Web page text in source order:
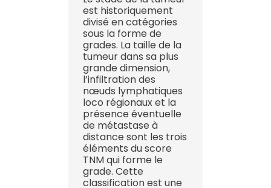
est historiquement
divisé en catégories
sous la forme de
grades. La taille de la
tumeur dans sa plus
grande dimension,
l’infiltration des
nœuds lymphatiques
loco régionaux et la
présence éventuelle
de métastase à
distance sont les trois
éléments du score
TNM qui forme le
grade. Cette
classification est une